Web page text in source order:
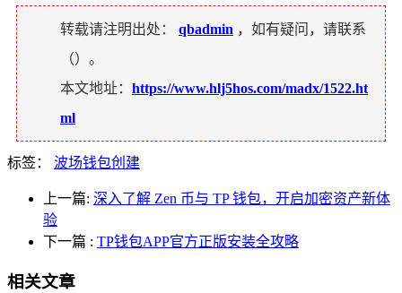
转载请注明出处： qbadmin ，如有疑问，请联系
（）。
本文地址： https://www.hlj5hos.com/madx/1522.ht
ml
标签： 波场钱包创建
上一篇: 深入了解 Zen 币与 TP 钱包，开启加密资产新体
验
下一篇 : TP钱包APP官方正版安装全攻略
相关文章